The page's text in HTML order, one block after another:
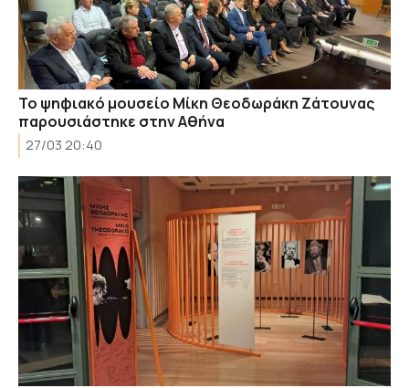
Το ψηφιακό μουσείο Μίκη Θεοδωράκη Ζάτουνας
παρουσιάστηκε στην Αθήνα
27/03 20:40